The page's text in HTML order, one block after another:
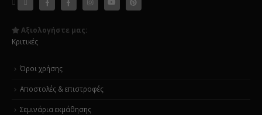
Αξιολογήστε μας:
Κριτικές
Όροι χρήσης
Αποστολές & επιστροφές
Σεμινάρια εκμάθησης